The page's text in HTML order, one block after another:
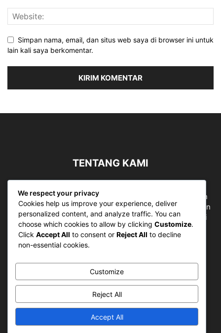
Simpan nama, email, dan situs web saya di browser ini untuk
lain kali saya berkomentar.
TENTANG KAMI
bergerak di ruang jurnalistik, sebagai entitas pemberian
ruang Publik, Media merupakan literasi mutlak diperlukan
sebagai kemampuan dasar berpikir kritis untuk hidup di
abad informasi.
Hubungi kami:
IKUTI KAMI
We respect your privacy
Cookies help us improve your experience, deliver
personalized content, and analyze traffic. You can
choose which cookies to allow by clicking Customize.
Click Accept All to consent or Reject All to decline
non-essential cookies.
Customize
Reject All
Accept All